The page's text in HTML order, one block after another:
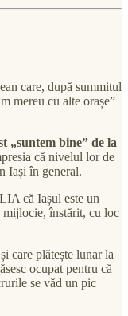
care, după summitul
mereu cu alte orașe”
„suntem bine” de la
că nivelul lor de
Iași în general.
că Iașul este un
mijlocie, înstărit, cu loc
care plătește lunar la
ocupat pentru că
se văd un pic